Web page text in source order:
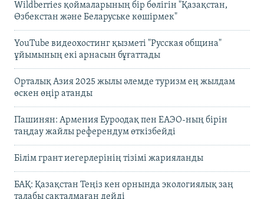
Wildberries қоймаларының бір бөлігін "Қазақстан,
Өзбекстан және Беларуське көшірмек"
YouTube видеохостинг қызметі "Русская община"
ұйымының екі арнасын бұғаттады
Орталық Азия 2025 жылы әлемде туризм ең жылдам
өскен өңір атанды
Пашинян: Армения Еуроодақ пен ЕАЭО-ның бірін
таңдау жайлы референдум өткізбейді
Білім грант иегерлерінің тізімі жарияланды
БАҚ: Қазақстан Теңіз кен орнында экологиялық заң
талабы сақталмаған дейді